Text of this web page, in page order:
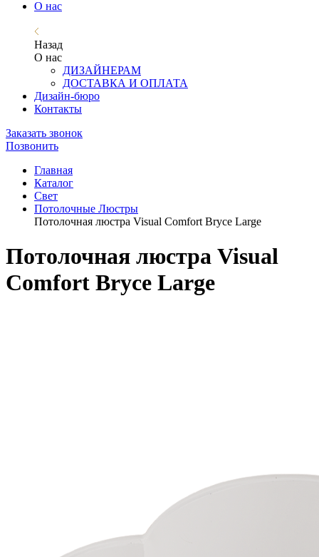
О нас
Назад
О нас
ДИЗАЙНЕРАМ
ДОСТАВКА И ОПЛАТА
Дизайн-бюро
Контакты
Заказать звонок
Позвонить
Главная
Каталог
Свет
Потолочные Люстры
Потолочная люстра Visual Comfort Bryce Large
Потолочная люстра Visual
Comfort Bryce Large